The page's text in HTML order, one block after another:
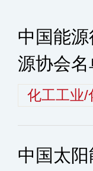
中国能
源协会名
化工工业/
中国太